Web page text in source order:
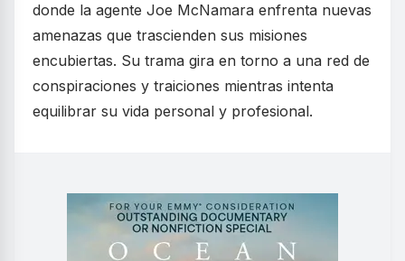
donde la agente Joe McNamara enfrenta nuevas
amenazas que trascienden sus misiones
encubiertas. Su trama gira en torno a una red de
conspiraciones y traiciones mientras intenta
equilibrar su vida personal y profesional.